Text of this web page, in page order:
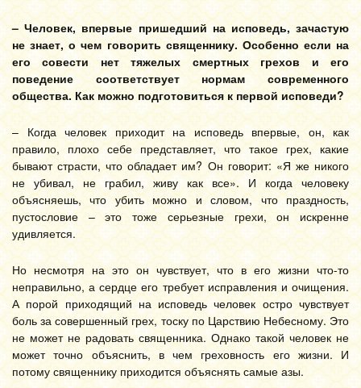
– Человек, впервые пришедший на исповедь, зачастую
не знает, о чем говорить священнику. Особенно если на
его совести нет тяжелых смертных грехов и его
поведение соответствует нормам современного
общества. Как можно подготовиться к первой исповеди?
– Когда человек приходит на исповедь впервые, он, как
правило, плохо себе представляет, что такое грех, какие
бывают страсти, что обладает им? Он говорит: «Я же никого
не убивал, не грабил, живу как все». И когда человеку
объясняешь, что убить можно и словом, что праздность,
пустословие – это тоже серьезные грехи, он искренне
удивляется.
Но несмотря на это он чувствует, что в его жизни что-то
неправильно, а сердце его требует исправления и очищения.
А порой приходящий на исповедь человек остро чувствует
боль за совершенный грех, тоску по Царствию Небесному. Это
не может не радовать священника. Однако такой человек не
может точно объяснить, в чем греховность его жизни. И
потому священнику приходится объяснять самые азы.